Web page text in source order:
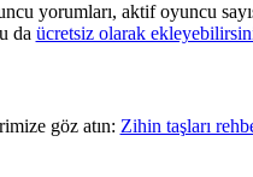
yorumları, aktif oyuncu
da ücretsiz olarak
göz atın: Zihin taşları